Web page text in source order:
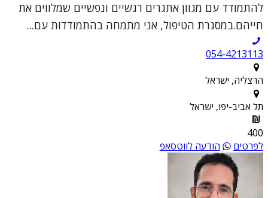
להתמודד עם מגוון אתגרים רגשיים ונפשיים שמלווים את
חייהם.במסגרת הטיפול, אני מתמחה בהתמודדות עם...
054-4213113
הרצליה, ישראל
תל אביב-יפו, ישראל
400
לפרטים
הודעה לווטסאפ